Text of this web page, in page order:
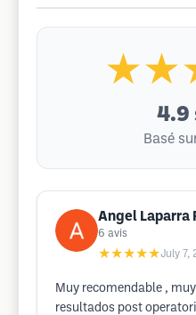
4.9
Basé
Angel Laparra
6 avis
★★★★★July 7,
Muy recomendable ,
resultados post